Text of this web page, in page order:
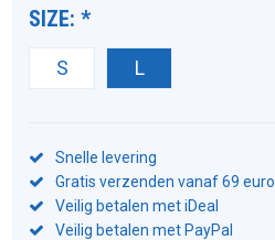
SIZE:*
S L
Snelle levering
Gratis verzenden vanaf 69 euro
Veilig betalen met iDeal
Veilig betalen met PayPal